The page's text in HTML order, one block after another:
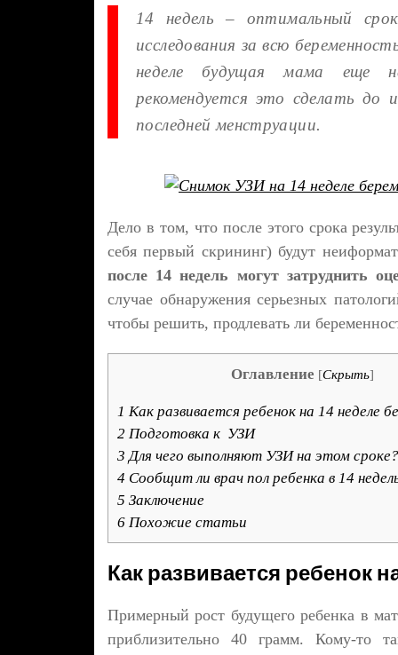
14 недель – оптимальный
исследования за всю
неделе будущая мама еще
рекомендуется это сделать до
последней менструации.
Дело в том, что после этого срока
себя первый скрининг) будут
после 14 недель могут затруднить
случае обнаружения серьезных
чтобы решить, продлевать ли
Оглавление [Скрыть]
1 Как развивается ребенок на 14 неделе
2 Подготовка к УЗИ
3 Для чего выполняют УЗИ на этом сроке?
4 Сообщит ли врач пол ребенка в 14
5 Заключение
6 Похожие статьи
Как развивается ребенок
Примерный рост будущего ребенка в
приблизительно 40 грамм. Кому-то